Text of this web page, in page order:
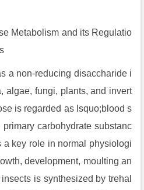
Metabolism and its Regulatio
a non-reducing disaccharide i
algae, fungi, plants, and invert
is regarded as lsquo;blood s
carbohydrate substanc
key role in normal physiologi
development, moulting an
is synthesized by trehal